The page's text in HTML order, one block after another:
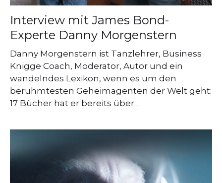
Interview mit James Bond-
Experte Danny Morgenstern
Danny Morgenstern ist Tanzlehrer, Business
Knigge Coach, Moderator, Autor und ein
wandelndes Lexikon, wenn es um den
berühmtesten Geheimagenten der Welt geht:
17 Bücher hat er bereits über…